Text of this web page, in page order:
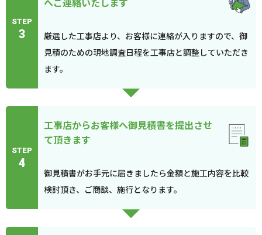
STEP
3
厳選した工事店より、お客様に連絡が入りますので、御
見積のための現地調査日程を工事店と調整していただき
ます。
STEP
4
工事店からお客様へ御見積書を提出させ
て頂きます
御見積書がお手元に届きましたら金額と施工内容を比較
検討頂き、ご商談、施行となります。